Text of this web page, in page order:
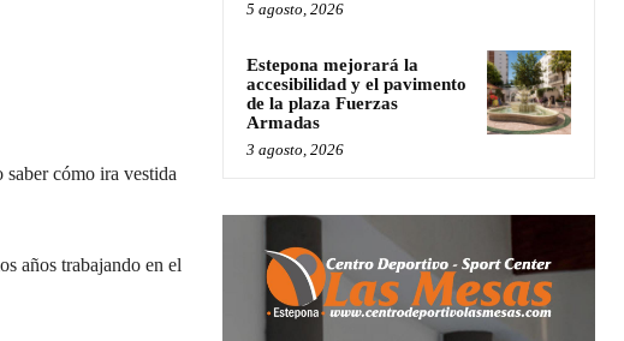
cómo ira vestida
años trabajando en el
5 agosto, 2026
Estepona mejorará la
accesibilidad y el pavimento
de la plaza Fuerzas
Armadas
3 agosto, 2026